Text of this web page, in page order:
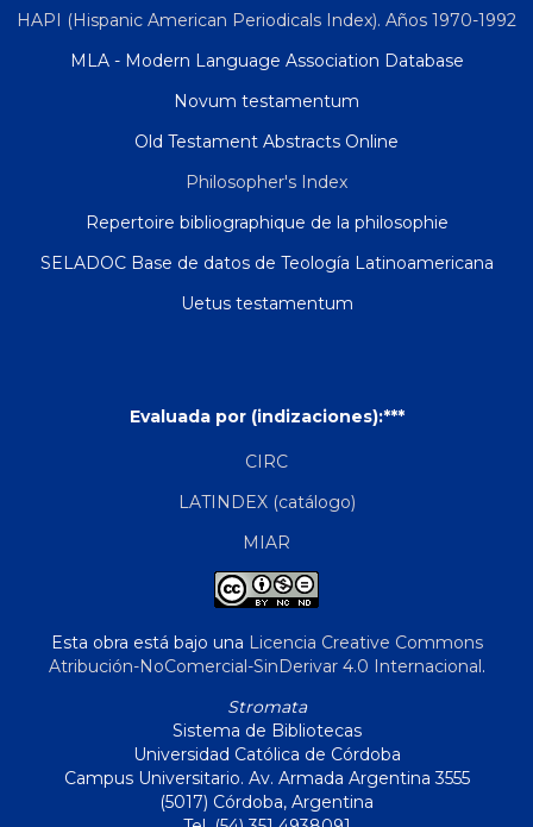
HAPI (Hispanic American Periodicals Index). Años 1970-1992
MLA - Modern Language Association Database
Novum testamentum
Old Testament Abstracts Online
Philosopher's Index
Repertoire bibliographique de la philosophie
SELADOC Base de datos de Teología Latinoamericana
Uetus testamentum
Evaluada por (indizaciones):***
CIRC
LATINDEX (catálogo)
MIAR
Esta obra está bajo una Licencia Creative Commons
Atribución-NoComercial-SinDerivar 4.0 Internacional.
Stromata
Sistema de Bibliotecas
Universidad Católica de Córdoba
Campus Universitario. Av. Armada Argentina 3555
(5017) Córdoba, Argentina